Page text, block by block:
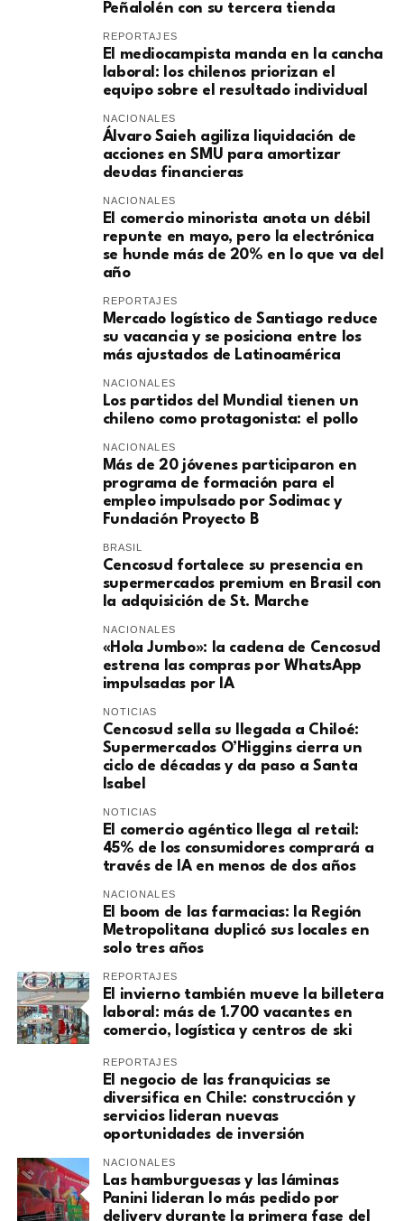
Peñalolén con su tercera tienda
REPORTAJES
El mediocampista manda en la cancha
laboral: los chilenos priorizan el
equipo sobre el resultado individual
NACIONALES
​Álvaro Saieh agiliza liquidación de
acciones en SMU para amortizar
deudas financieras
NACIONALES
El comercio minorista anota un débil
repunte en mayo, pero la electrónica
se hunde más de 20% en lo que va del
año
REPORTAJES
Mercado logístico de Santiago reduce
su vacancia y se posiciona entre los
más ajustados de Latinoamérica
NACIONALES
Los partidos del Mundial tienen un
chileno como protagonista: el pollo
NACIONALES
Más de 20 jóvenes participaron en
programa de formación para el
empleo impulsado por Sodimac y
Fundación Proyecto B
BRASIL
Cencosud fortalece su presencia en
supermercados premium en Brasil con
la adquisición de St. Marche
NACIONALES
«Hola Jumbo»: la cadena de Cencosud
estrena las compras por WhatsApp
impulsadas por IA
NOTICIAS
Cencosud sella su llegada a Chiloé:
Supermercados O’Higgins cierra un
ciclo de décadas y da paso a Santa
Isabel
NOTICIAS
El comercio agéntico llega al retail:
45% de los consumidores comprará a
través de IA en menos de dos años
NACIONALES
El boom de las farmacias: la Región
Metropolitana duplicó sus locales en
solo tres años
REPORTAJES
El invierno también mueve la billetera
laboral: más de 1.700 vacantes en
comercio, logística y centros de ski
REPORTAJES
El negocio de las franquicias se
diversifica en Chile: construcción y
servicios lideran nuevas
oportunidades de inversión
NACIONALES
Las hamburguesas y las láminas
Panini lideran lo más pedido por
delivery durante la primera fase del